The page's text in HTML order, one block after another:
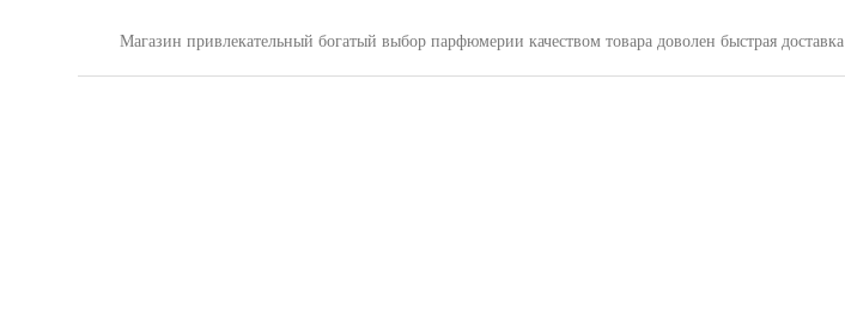
Магазин привлекательный богатый выбор парфюмерии качеством товара доволен быстрая доставка